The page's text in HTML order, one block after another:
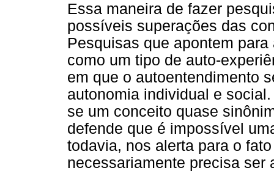
Essa maneira de fazer
possíveis superações das
Pesquisas que apontem
como um tipo de auto-
em que o autoentendimento
autonomia individual e
se um conceito quase
defende que é impossível
todavia, nos alerta para o
necessariamente precisa ser